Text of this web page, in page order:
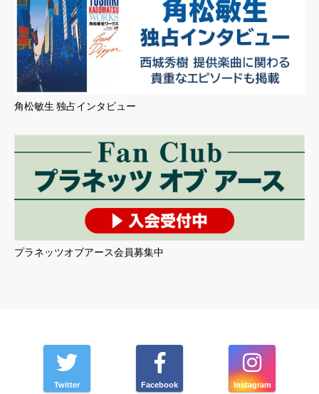
角松敏生 独占インタビュー
プラネッツオブアース会員募集中
Twitter Facebook Instagram